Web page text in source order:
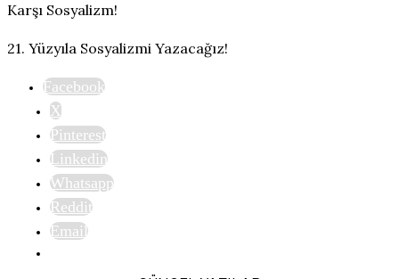
Karşı Sosyalizm!
21. Yüzyıla Sosyalizmi Yazacağız!
Facebook
X
Pinterest
Linkedin
Whatsapp
Reddit
Email